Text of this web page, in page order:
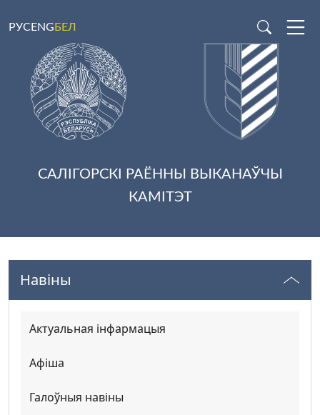
РУСENG БЕЛ
САЛІГОРСКІ РАЁННЫ ВЫКАНАЎЧЫ
КАМІТЭТ
Навіны
Актуальная інфармацыя
Афіша
Галоўныя навіны